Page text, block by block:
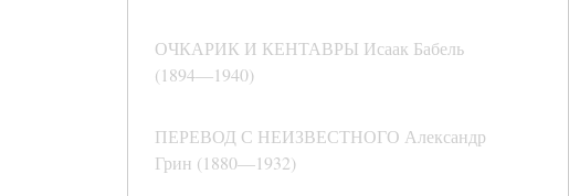
ОЧКАРИК И КЕНТАВРЫ Исаак Бабель
(1894―1940)
ПЕРЕВОД С НЕИЗВЕСТНОГО Александр
Грин (1880―1932)